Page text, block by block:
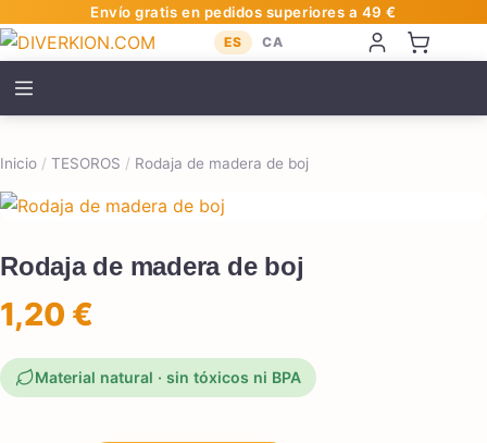
Envío gratis en pedidos superiores a 49 €
ES CA
Inicio / TESOROS / Rodaja de madera de boj
Rodaja de madera de boj
1,20 €
Material natural · sin tóxicos ni BPA